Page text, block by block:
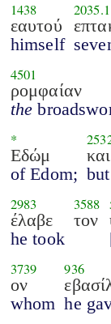
1438
εαυτού
himself
2035.1
4501
ρομφαίαν
the
*
Εδώμ
of Edom;
και
but
2983
έλαβε
he took
3588
τον
3739
ον
whom
936
he